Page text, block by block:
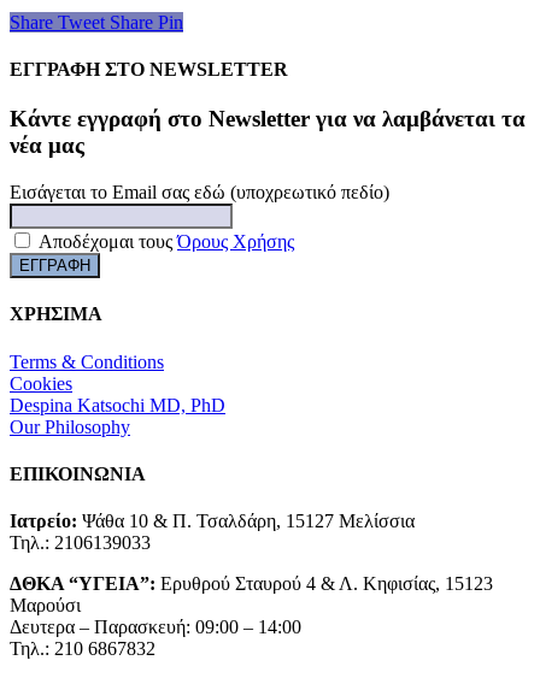
Share Tweet Share Pin
ΕΓΓΡΑΦΗ ΣΤΟ NEWSLETTER
Kάντε εγγραφή στο Newsletter για να λαμβάνεται τα
νέα μας
Εισάγεται το Email σας εδώ (υποχρεωτικό πεδίο)
Αποδέχομαι τουςΌρους Χρήσης
ΧΡΗΣΙΜΑ
Terms & Conditions
Cookies
Despina Katsochi MD, PhD
Our Philosophy
ΕΠΙΚΟΙΝΩΝΙΑ
Ιατρείο: Ψάθα 10 & Π. Τσαλδάρη, 15127 Μελίσσια
Τηλ.: 2106139033
ΔΘΚΑ “ΥΓΕΙΑ”: Ερυθρού Σταυρού 4 & Λ. Κηφισίας, 15123
Μαρούσι
Δευτερα – Παρασκευή: 09:00 – 14:00
Τηλ.: 210 6867832